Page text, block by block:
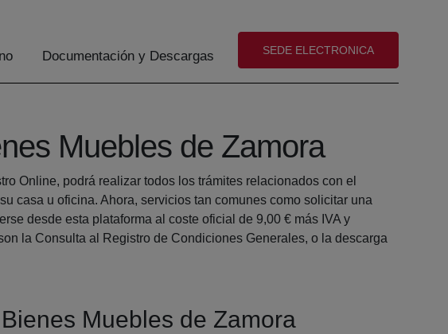
Documentación y Descargas (abre en nueva ventana)
SEDE ELECTRONICA
Muebles de Zamora
Online, podrá realizar todos los trámites relacionados con el
casa u oficina. Ahora, servicios tan comunes como solicitar una
desde esta plataforma al coste oficial de 9,00 € más IVA y
la Consulta al Registro de Condiciones Generales, o la descarga
Muebles de Zamora